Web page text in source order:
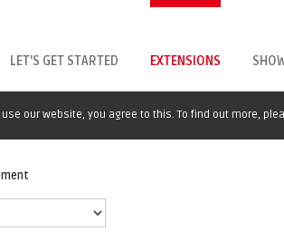
LET'S GET STARTED EXTENSIONS
our website, you agree to this. To find out more,